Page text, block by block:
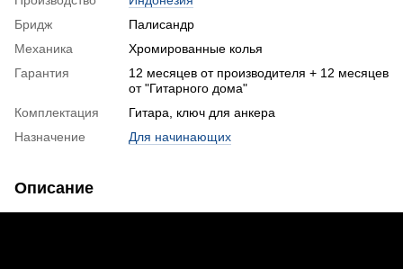
Бридж
Палисандр
Механика
Хромированные колья
Гарантия
12 месяцев от производителя + 12 месяцев
от "Гитарного дома"
Комплектация
Гитара, ключ для анкера
Назначение
Для начинающих
Описание